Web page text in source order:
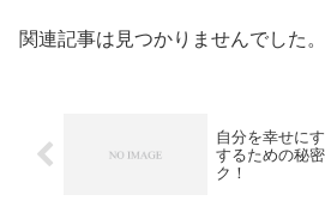
関連記事は見つかりませんでした。
自分を幸せに
するための秘
ク！